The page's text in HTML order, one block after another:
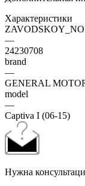
Характеристики
—
24230708
brand
—
GENERAL
model
—
Captiva I (06-15)
Нужна